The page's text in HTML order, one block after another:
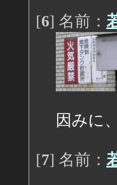
[6] 名前：
因みに
[7] 名前：